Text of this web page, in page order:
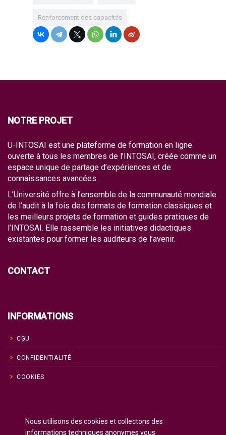
Renforcement des capacités
NOTRE PROJET
U-INTOSAI est une plateforme de formation en ligne
ouverte à tous les membres de l’INTOSAI, créée comme un
espace unique de partage d’expériences et de
connaissances avancées.
L’Université offre à l’ensemble de la communauté mondiale
de l’audit à la fois des formats de formation classiques et
les meilleurs projets de formation et guides pratiques de
l’INTOSAI. Elle rassemble les initiatives didactiques
existantes pour former les auditeurs de l’avenir.
CONTACT
INFORMATIONS
CGU
CONFIDENTIALITÉ
COOKIES
Русский
( Russe
Nous utilisons des cookies et collectons des
informations techniques anonymes vous